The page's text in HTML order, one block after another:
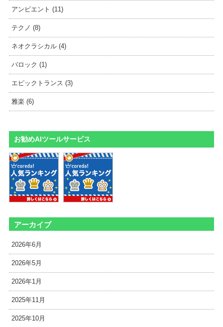
アンビエント (11)
テクノ (8)
ネオクラシカル (4)
バロック (1)
エピックトランス (3)
雅楽 (6)
お勧めAIツールサービス
アーカイブ
2026年6月
2026年5月
2026年1月
2025年11月
2025年10月